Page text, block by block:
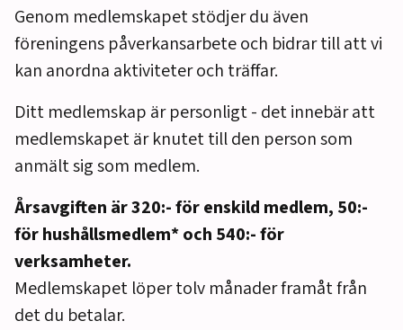
Genom medlemskapet stödjer du även
föreningens påverkansarbete och bidrar till att vi
kan anordna aktiviteter och träffar.
Ditt medlemskap är personligt - det innebär att
medlemskapet är knutet till den person som
anmält sig som medlem.
Årsavgiften är 320:- för enskild medlem, 50:-
för hushållsmedlem* och 540:- för
verksamheter.
Medlemskapet löper tolv månader framåt från
det du betalar.